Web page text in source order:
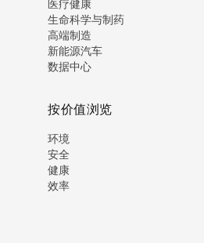
医疗健康
生命科学与制药
高端制造
新能源汽车
数据中心
按价值浏览
环境
安全
健康
效率